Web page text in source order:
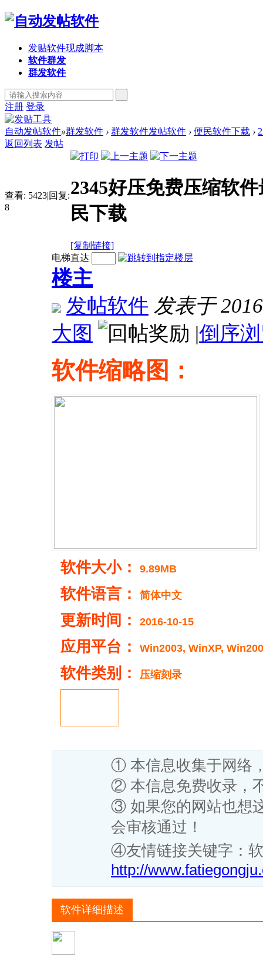
发贴软件现成脚本
软件群发
群发软件
注册 登录
自动发帖软件»群发软件 › 群发软件发帖软件 › 便民软件下载 ›
返回列表 发帖
查看: 5423|回复:
8
2345好压免费压缩软
民下载
[复制链接]
电梯直达
楼主
发帖软件 发表于
大图
|倒序
软件缩略图：
软件大小： 9.89MB
软件语言： 简体中文
更新时间： 2016-10-15
应用平台： Win2003, WinXP,
软件类别： 压缩刻录
① 本信息收集于网络
② 本信息免费收录，
③ 如果您的网站也想
会审核通过！
④友情链接关键字：
http://
软件详细描述